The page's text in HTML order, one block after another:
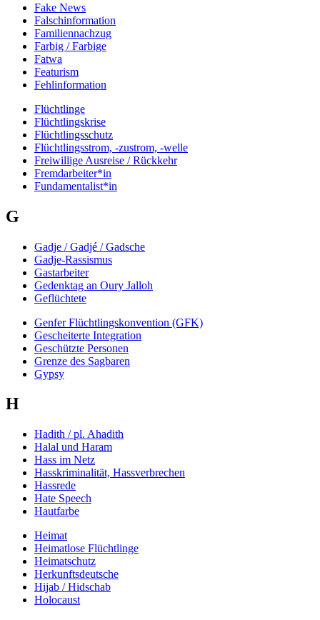
Fake News
Falschinformation
Familiennachzug
Farbig / Farbige
Fatwa
Featurism
Fehlinformation
Flüchtlinge
Flüchtlingskrise
Flüchtlingsschutz
Flüchtlingsstrom, -zustrom, -welle
Freiwillige Ausreise / Rückkehr
Fremdarbeiter*in
Fundamentalist*in
G
Gadje / Gadjé / Gadsche
Gadje-Rassismus
Gastarbeiter
Gedenktag an Oury Jalloh
Geflüchtete
Genfer Flüchtlingskonvention (GFK)
Gescheiterte Integration
Geschützte Personen
Grenze des Sagbaren
Gypsy
H
Hadith / pl. Ahadith
Halal und Haram
Hass im Netz
Hasskriminalität, Hassverbrechen
Hassrede
Hate Speech
Hautfarbe
Heimat
Heimatlose Flüchtlinge
Heimatschutz
Herkunftsdeutsche
Hijab / Hidschab
Holocaust